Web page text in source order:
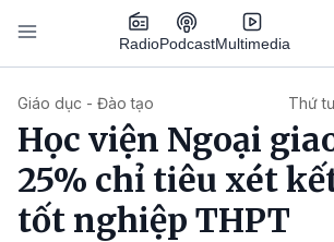
Nhảy đến nội dung
RadioPodcastMultimedia
Giáo dục - Đào tạo Thứ
Học viện Ngoại
25% chỉ tiêu xét
tốt nghiệp THPT